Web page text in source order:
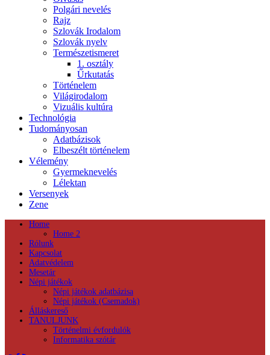
Polgári nevelés
Rajz
Szlovák Irodalom
Szlovák nyelv
Természetismeret
1. osztály
Űrkutatás
Történelem
Világirodalom
Vizuális kultúra
Technológia
Tudományosan
Adatbázisok
Elbeszélt történelem
Vélemény
Gyermeknevelés
Lélektan
Versenyek
Zene
Home
Home 2
Rólunk
Kapcsolat
Adatvédelem
Mesetár
Népi játékok
Népi játékok adatbázisa
Népi játékok (Csemadok)
Álláskereső
TANULJUNK
Történelmi évfordulók
Informatika szótár